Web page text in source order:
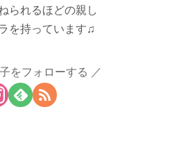
られるほどの親し
を持っています♫
をフォローする